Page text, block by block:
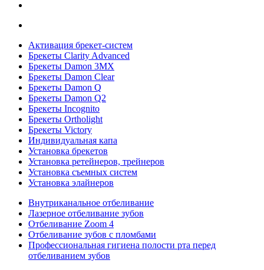
Активация брекет-систем
Брекеты Clarity Advanced
Брекеты Damon 3MX
Брекеты Damon Clear
Брекеты Damon Q
Брекеты Damon Q2
Брекеты Incognito
Брекеты Ortholight
Брекеты Victory
Индивидуальная капа
Установка брекетов
Установка ретейнеров, трейнеров
Установка съемных систем
Установка элайнеров
Внутриканальное отбеливание
Лазерное отбеливание зубов
Отбеливание Zoom 4
Отбеливание зубов с пломбами
Профессиональная гигиена полости рта перед
отбеливанием зубов